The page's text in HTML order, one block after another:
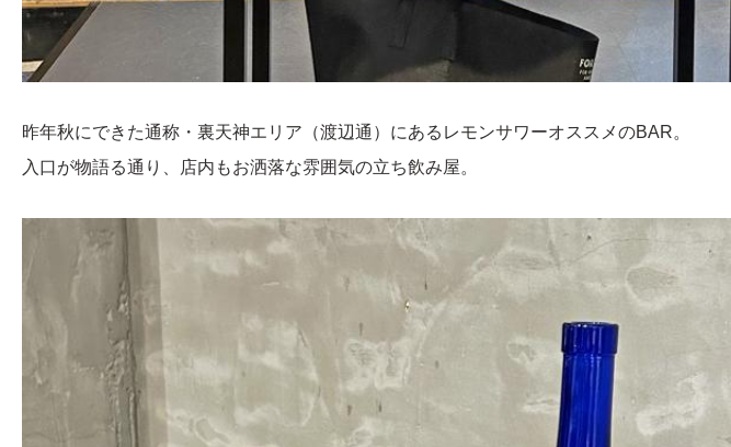
昨年秋にできた通称・裏天神エリア（渡辺通）にあるレモンサワーオススメのBAR。
入口が物語る通り、店内もお洒落な雰囲気の立ち飲み屋。